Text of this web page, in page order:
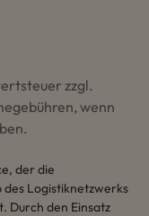
zzgl.
wenn
der die
Logistiknetzwerks
Durch den Einsatz